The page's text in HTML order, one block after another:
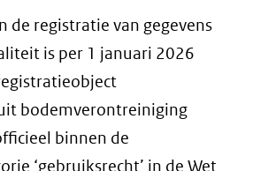
de registratie van gegevens
is per 1 januari 2026
bodemverontreiniging
binnen de
‘gebruiksrecht’ in de Wet